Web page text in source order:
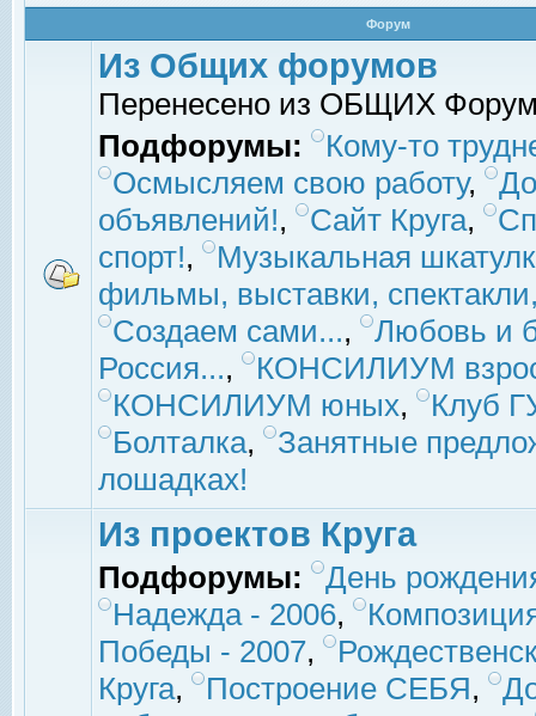
Форум
Из Общих форумов
Перенесено из ОБЩИХ
Подфорумы:
Кому-то
Осмысляем свою работу,
объявлений!, Сайт Круга,
спорт!,
Музыкальная
фильмы, выставки,
Создаем сами...,
Любовь и
Россия...,
КОНСИЛИУМ
КОНСИЛИУМ юных,
Клуб
Болталка,
Занятные
лошадках!
Из проектов Круга
Подфорумы:
День
Надежда - 2006,
Победы - 2007,
Круга, Построение СЕБЯ,